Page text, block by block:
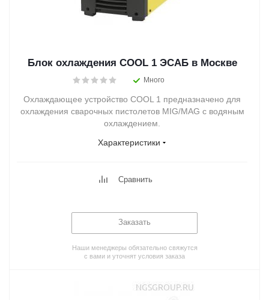
Блок охлаждения COOL 1 ЭСАБ в Москве
Много
Охлаждающее устройство COOL 1 предназначено для
охлаждения сварочных пистолетов MIG/MAG с водяным
охлаждением.
Характеристики
Сравнить
Заказать
Наши менеджеры обязательно свяжутся
с вами и уточнят условия заказа